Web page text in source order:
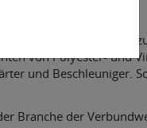
im Jahre 1991
von Polyester- und
und Beschleuniger.
Branche der